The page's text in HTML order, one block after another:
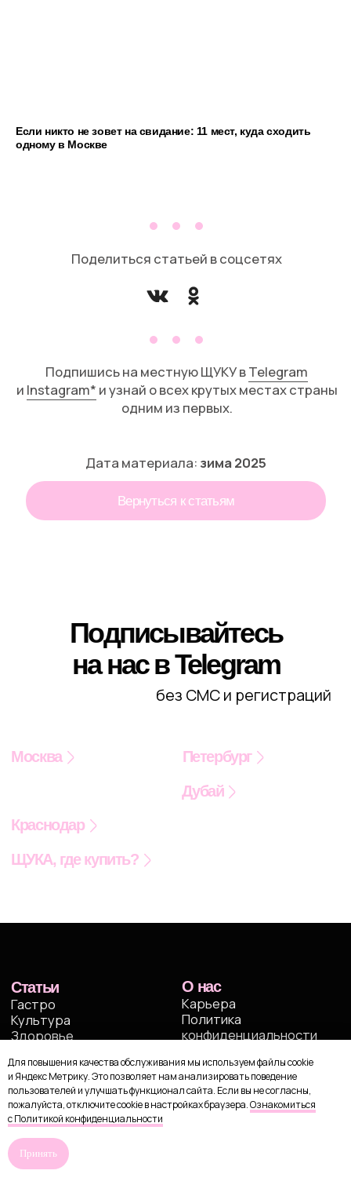
Если никто не зовет на свидание: 11 мест, куда сходить
одному в Москве
Для повышения качества обслуживания мы используем файлы cookie
и Яндекс Метрику. Это позволяет нам анализировать поведение
пользователей и улучшать функционал сайта. Если вы не согласны,
пожалуйста, отключите cookie в настройках браузера.Ознакомиться
с Политикой конфиденциальности
Принять